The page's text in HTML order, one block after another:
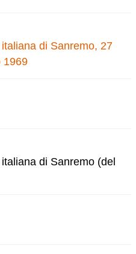
di Sanremo, 27
1969
di Sanremo (del